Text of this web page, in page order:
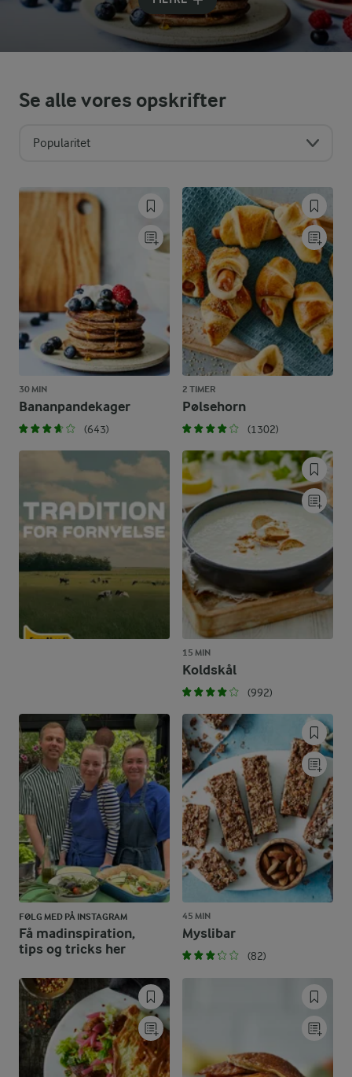
Se alle vores opskrifter
Popularitet
30 MIN
Bananpandekager
(643)
2 TIMER
Pølsehorn
(1302)
15 MIN
Koldskål
(992)
FØLG MED PÅ INSTAGRAM
Få madinspiration,
tips og tricks her
45 MIN
Myslibar
(82)